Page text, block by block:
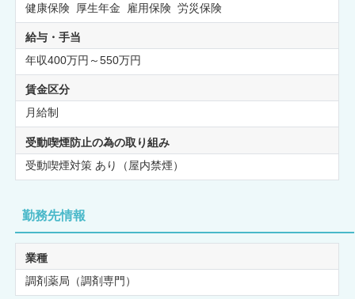
健康保険 厚生年金 雇用保険 労災保険
給与・手当
年収400万円～550万円
賃金区分
月給制
受動喫煙防止の為の取り組み
受動喫煙対策 あり（屋内禁煙）
勤務先情報
業種
調剤薬局（調剤専門）